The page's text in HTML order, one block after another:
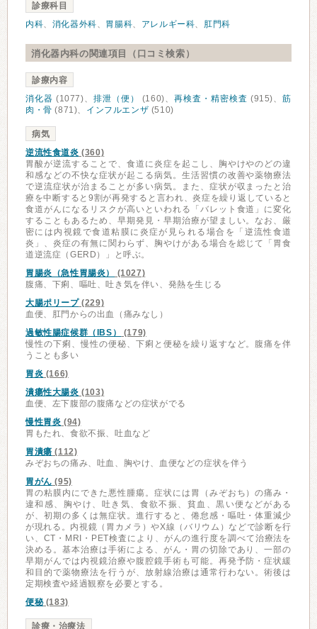
診療科目
内科、 消化器外科、 胃腸科、 アレルギー科、 肛門科
消化器内科の関連項目（口コミ検索）
診療内容
消化器 (1077)、 排泄（便） (160)、再検査・精密検査 (915)、筋
肉・骨 (871)、 インフルエンザ (510)
病気
逆流性食道炎 (360)
胃酸が逆流することで、食道に炎症を起こし、胸やけやのどの違
和感などの不快な症状が起こる病気。生活習慣の改善や薬物療法
で逆流症状が治まることが多い病気。また、症状が収まったと治
療を中断すると9割が再発すると言われ、炎症を繰り返していると
食道がんになるリスクが高いといわれる「バレット食道」に変化
することもあるため、早期発見・早期治療が望ましい。なお、厳
密には内視鏡で食道粘膜に炎症が見られる場合を「逆流性食道
炎」、炎症の有無に関わらず、胸やけがある場合を総じて「胃食
道逆流症（GERD）」と呼ぶ。
胃腸炎（急性胃腸炎）
(1027)
腹痛、下痢、嘔吐、吐き気を伴い、発熱を生じる
大腸ポリープ(229)
血便、肛門からの出血（痛みなし）
過敏性腸症候群（IBS）
(179)
慢性の下痢、慢性の便秘、下痢と便秘を繰り返すなど。腹痛を伴
うことも多い
胃炎 (166)
潰瘍性大腸炎 (103)
血便、左下腹部の腹痛などの症状がでる
慢性胃炎 (94)
胃もたれ、食欲不振、吐血など
胃潰瘍 (112)
みぞおちの痛み、吐血、胸やけ、血便などの症状を伴う
胃がん (95)
胃の粘膜内にできた悪性腫瘍。症状には胃（みぞおち）の痛み・
違和感、胸やけ、吐き気、食欲不振、貧血、黒い便などがある
が、初期の多くは無症状。進行すると、倦怠感・嘔吐・体重減少
が現れる。内視鏡（胃カメラ）やX線（バリウム）などで診断を行
い、CT・MRI・PET検査により、がんの進行度を調べて治療法を
決める。基本治療は手術による、がん・胃の切除であり、一部の
早期がんでは内視鏡治療や腹腔鏡手術も可能。再発予防・症状緩
和目的で薬物療法を行うが、放射線治療は通常行わない。術後は
定期検査や経過観察を必要とする。
便秘(183)
診療・治療法